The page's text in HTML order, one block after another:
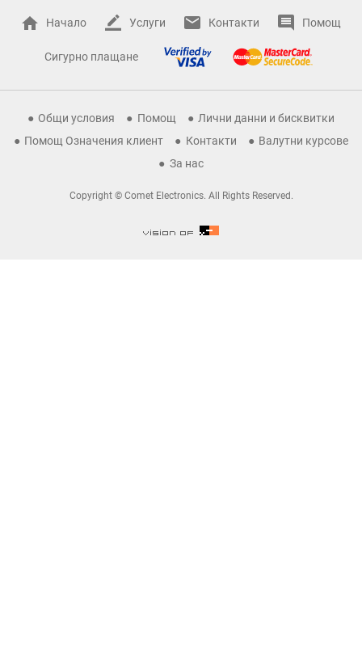
Начало Услуги Контакти Помощ
Сигурно плащане
Общи условия Помощ
Лични данни и бисквитки
Помощ Означения клиент
Контакти
Валутни курсове
За нас
Copyright © Comet Electronics. All Rights Reserved.